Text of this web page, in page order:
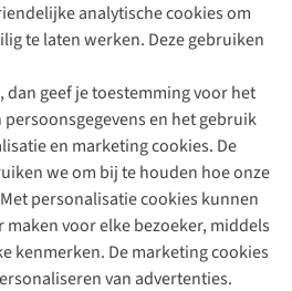
analytische cookies om
te laten werken. Deze gebruiken
dan geef je toestemming voor het
en het gebruik
en marketing cookies. De
we om bij te houden hoe onze
personalisatie cookies kunnen
voor elke bezoeker, middels
kenmerken. De marketing cookies
van advertenties.
Buitenexpert